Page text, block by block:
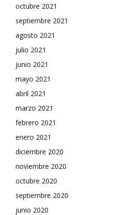
octubre 2021
septiembre 2021
agosto 2021
julio 2021
junio 2021
mayo 2021
abril 2021
marzo 2021
febrero 2021
enero 2021
diciembre 2020
noviembre 2020
octubre 2020
septiembre 2020
junio 2020